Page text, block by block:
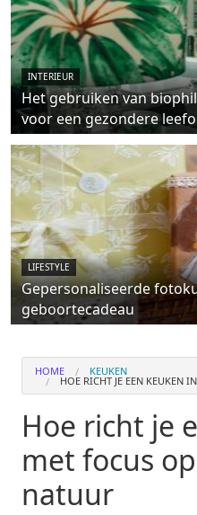
INTERIEUR
Het gebruiken van
voor een gezondere
LIFESTYLE
Gepersonaliseerde
geboortecadeau
HOME KEUKEN
HOE RICHT JE EEN KEUKEN
Hoe richt je
met focus
natuur